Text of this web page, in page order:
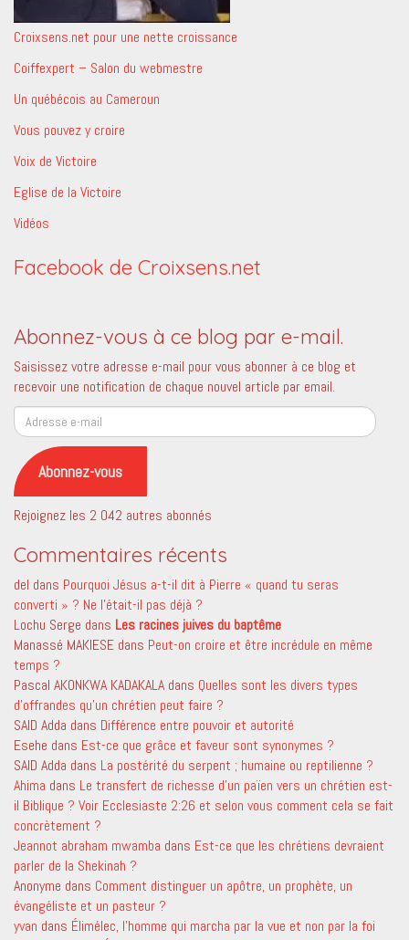
Croixsens.net pour une nette croissance
Coiffexpert – Salon du webmestre
Un québécois au Cameroun
Vous pouvez y croire
Voix de Victoire
Eglise de la Victoire
Vidéos
Facebook de Croixsens.net
Abonnez-vous à ce blog par e-mail.
Saisissez votre adresse e-mail pour vous abonner à ce blog et
recevoir une notification de chaque nouvel article par email.
Adresse
e-
mail
Abonnez-vous
Rejoignez les 2 042 autres abonnés
Commentaires récents
del dans Pourquoi Jésus a-t-il dit à Pierre « quand tu seras
converti » ? Ne l’était-il pas déjà ?
Lochu Serge dans Les racines juives du baptême
Manassé MAKIESE dans Peut-on croire et être incrédule en même
temps ?
Pascal AKONKWA KADAKALA dans Quelles sont les divers types
d’offrandes qu’un chrétien peut faire ?
SAID Adda dans Différence entre pouvoir et autorité
Esehe dans Est-ce que grâce et faveur sont synonymes ?
SAID Adda dans La postérité du serpent ; humaine ou reptilienne ?
Ahima dans Le transfert de richesse d’un païen vers un chrétien est-
il Biblique ? Voir Ecclesiaste 2:26 et selon vous comment cela se fait
concrètement ?
Jeannot abraham mwamba dans Est-ce que les chrétiens devraient
parler de la Shekinah ?
Anonyme dans Comment distinguer un apôtre, un prophète, un
évangéliste et un pasteur ?
yvan dans Élimélec, l’homme qui marcha par la vue et non par la foi